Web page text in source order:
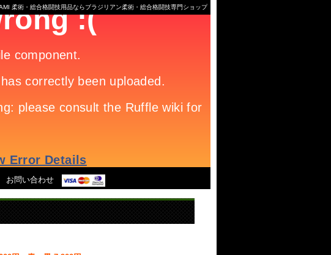
柔術・総合格闘技用品ならブラジリアン柔術・総合格闘技専門ショップ
お問い合わせ